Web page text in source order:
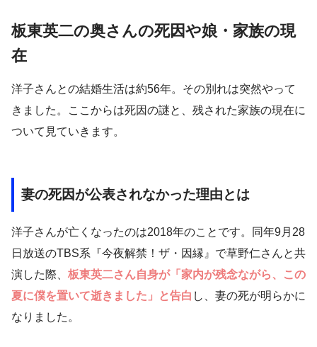
板東英二の奥さんの死因や娘・家族の現
在
洋子さんとの結婚生活は約56年。その別れは突然やって
きました。ここからは死因の謎と、残された家族の現在に
ついて見ていきます。
妻の死因が公表されなかった理由とは
洋子さんが亡くなったのは2018年のことです。同年9月28
日放送のTBS系『今夜解禁！ザ・因縁』で草野仁さんと共
演した際、 板東英二さん自身が「家内が残念ながら、この
夏に僕を置いて逝きました」と告白 し、妻の死が明らかに
なりました。